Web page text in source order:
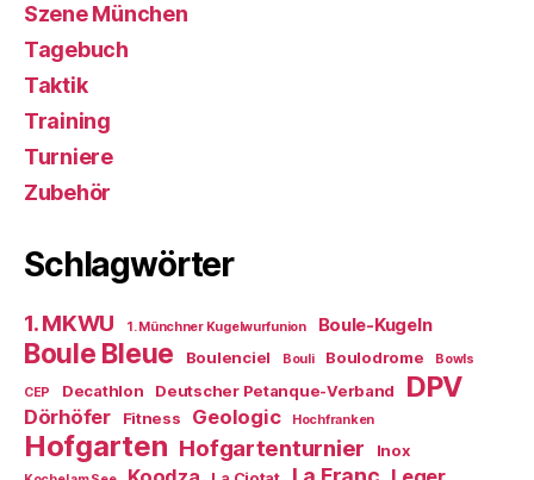
Szene München
Tagebuch
Taktik
Training
Turniere
Zubehör
Schlagwörter
1. MKWU 1. Münchner Kugelwurfunion Boule-Kugeln
Boule Bleue Boulenciel Bouli Boulodrome Bowls
CEP Decathlon Deutscher Petanque-Verband DPV
Dörhöfer Fitness Geologic Hochfranken
Hofgarten Hofgartenturnier Inox